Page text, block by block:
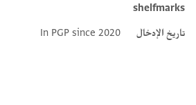
shelfmarks
تاريخ الإدخال In PGP since 2020